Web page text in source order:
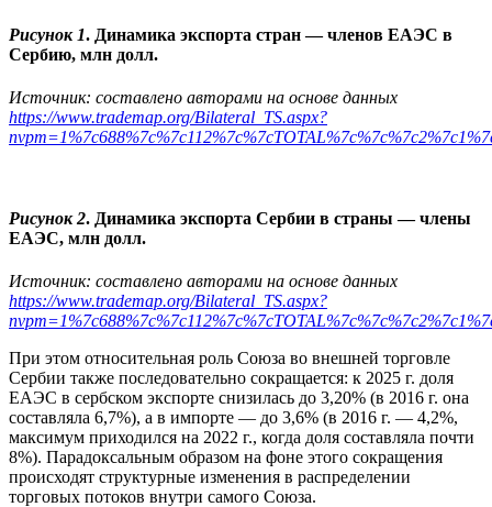
Рисунок 1. Динамика экспорта стран — членов ЕАЭС в
Сербию, млн долл.
Источник: составлено авторами на основе данных
https://www.trademap.org/Bilateral_TS.aspx?
Рисунок 2. Динамика экспорта Сербии в страны — члены
ЕАЭС, млн долл.
Источник: составлено авторами на основе данных
https://www.trademap.org/Bilateral_TS.aspx?
При этом относительная роль Союза во внешней торговле
Сербии также последовательно сокращается: к 2025 г. доля
ЕАЭС в сербском экспорте снизилась до 3,20% (в 2016 г. она
составляла 6,7%), а в импорте — до 3,6% (в 2016 г. — 4,2%,
максимум приходился на 2022 г., когда доля составляла почти
8%). Парадоксальным образом на фоне этого сокращения
происходят структурные изменения в распределении
торговых потоков внутри самого Союза.